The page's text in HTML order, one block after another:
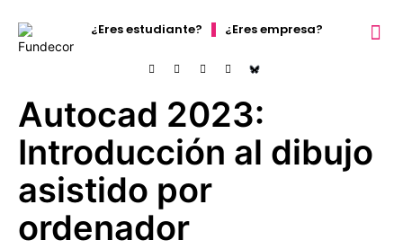
¿Eres estudiante? ¿Eres empresa?
Autocad 2023:
Introducción al dibujo
asistido por
ordenador